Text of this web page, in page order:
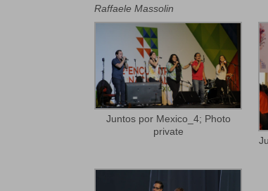
Raffaele Massolin
Juntos por Mexico_4; Photo
private